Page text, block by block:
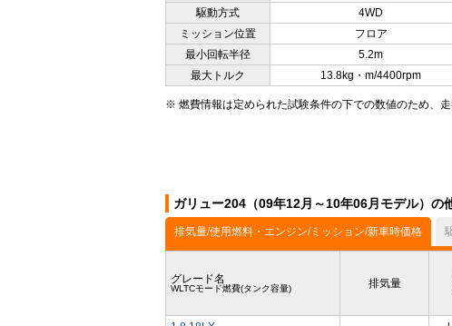
駆動方式
4WD
ミッション位置
フロア
最小回転半径
5.2m
最大トルク
13.8kg・m/4400rpm
※ 燃費情報は定められた試験条件の下での数値のため、
ガリュー204（09年12月～10年06月モデル）の
排気量/使用燃料・エンジン/ミッション/新車時価格
グレード名
WLTCモード燃費(タンク容量) 排気量